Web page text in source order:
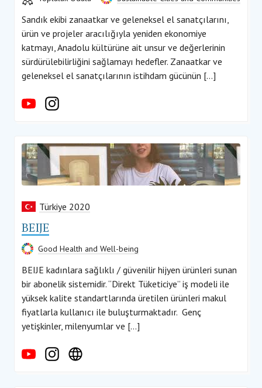
Sandık ekibi zanaatkar ve geleneksel el sanatçılarını,
ürün ve projeler aracılığıyla yeniden ekonomiye
katmayı, Anadolu kültürüne ait unsur ve değerlerinin
sürdürülebilirliğini sağlamayı hedefler. Zanaatkar ve
geleneksel el sanatçılarının istihdam gücünün […]
Türkiye 2020
BEIJE
Good Health and Well-being
BEIJE kadınlara sağlıklı / güvenilir hijyen ürünleri sunan
bir abonelik sistemidir. “Direkt Tüketiciye” iş modeli ile
yüksek kalite standartlarında üretilen ürünleri makul
fiyatlarla kullanıcı ile buluşturmaktadır. Genç
yetişkinler, milenyumlar ve […]